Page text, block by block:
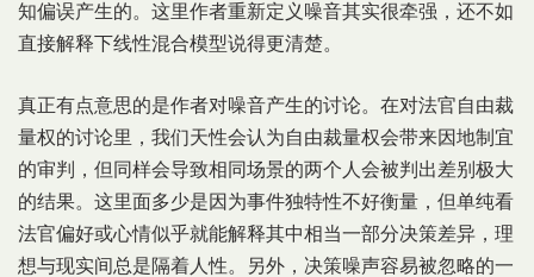
知偏误产生的。这里作者重新定义噪音其实很牵强，还不如
直接解释下线性混合模型说得更清楚。
真正有点意思的是作者对噪音产生的讨论。在对法官自由裁
量权的讨论里，我们天性会认为自由裁量权会带来因地制宜
的审判，但同样会导致相同场景的两个人会被判出差别极大
的结果。这里面多少是因为事件独特性不好衡量，但单纯看
法官偏好或心情似乎就能解释其中相当一部分决策差异，理
想与现实间总是隔着人性。另外，决策噪声容易被忽略的一